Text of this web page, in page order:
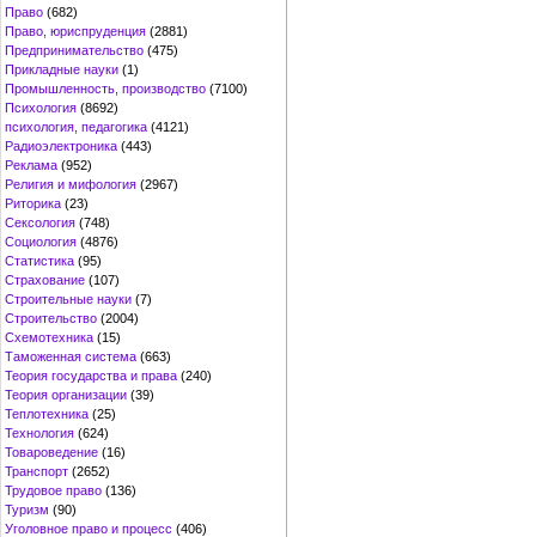
Право (682)
Право, юриспруденция (2881)
Предпринимательство (475)
Прикладные науки (1)
Промышленность, производство (7100)
Психология (8692)
психология, педагогика (4121)
Радиоэлектроника (443)
Реклама (952)
Религия и мифология (2967)
Риторика (23)
Сексология (748)
Социология (4876)
Статистика (95)
Страхование (107)
Строительные науки (7)
Строительство (2004)
Схемотехника (15)
Таможенная система (663)
Теория государства и права (240)
Теория организации (39)
Теплотехника (25)
Технология (624)
Товароведение (16)
Транспорт (2652)
Трудовое право (136)
Туризм (90)
Уголовное право и процесс (406)